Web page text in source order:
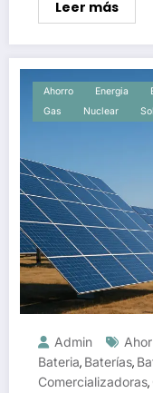
Leer más
Ahorro Energia
Gas
Nuclear
Admin
Bateria, Baterías,
Comercializadoras,